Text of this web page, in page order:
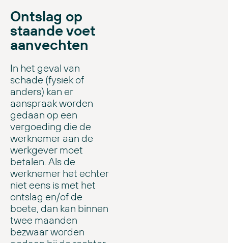
Ontslag op
staande voet
aanvechten
In het geval van
schade (fysiek of
anders) kan er
aanspraak worden
gedaan op een
vergoeding die de
werknemer aan de
werkgever moet
betalen. Als de
werknemer het echter
niet eens is met het
ontslag en/of de
boete, dan kan binnen
twee maanden
bezwaar worden